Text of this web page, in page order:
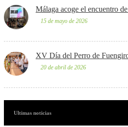
Málaga acoge el encuentro
15 de mayo de 2026
XV Día del Perro de
20 de abril de 2026
Ultimas noticias